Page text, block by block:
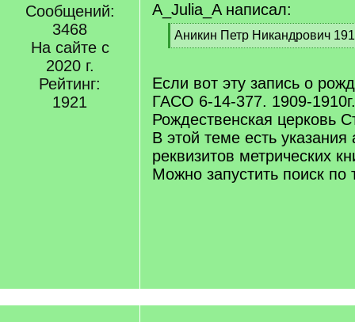
Сообщений:
3468
На сайте с
2020 г.
Рейтинг:
1921
A_Julia_A написал:
[
q
Аникин Петр Никандрович
[
q
]
Если вот эту запись о
ГАСО 6-14-377. 1909-
Рождественская церковь
В этой теме есть указания
реквизитов метрических
Можно запустить поиск по